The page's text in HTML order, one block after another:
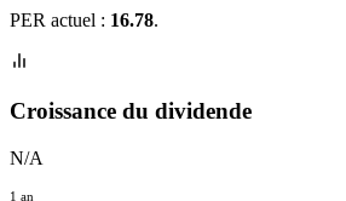
PER actuel : 16.78.
Croissance du dividende
N/A
1 an